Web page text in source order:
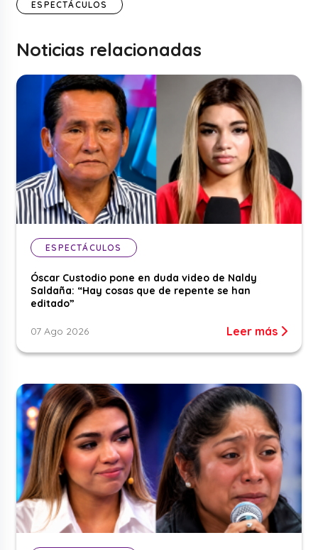
ESPECTÁCULOS
Noticias relacionadas
ESPECTÁCULOS
Óscar Custodio pone en duda video de Naldy
Saldaña: “Hay cosas que de repente se han
editado”
07 Ago 2026 Leer más